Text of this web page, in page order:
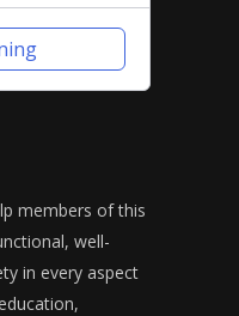
members of this
well-
in every aspect